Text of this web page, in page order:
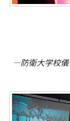
―防衛大学校儀